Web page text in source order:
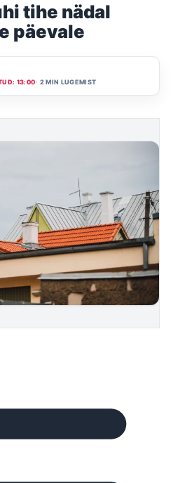
tihe nädal
päevale
13:00 2 MIN LUGEMIST